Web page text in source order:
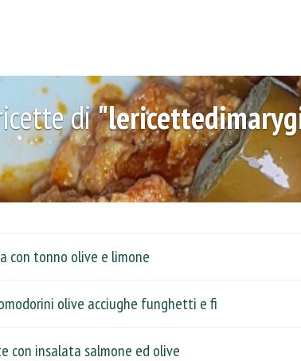
di
con tonno olive e limone
olive acciughe funghetti e fi
con insalata salmone ed olive